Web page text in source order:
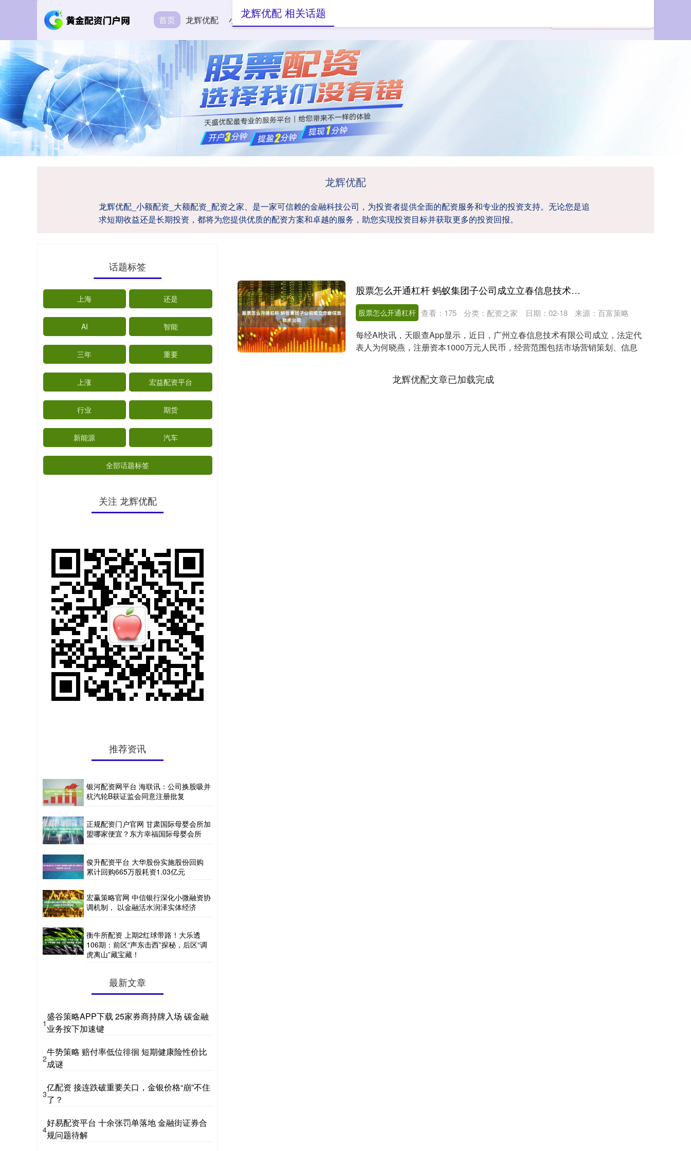
首页 龙辉优配 小额配资 大额配资 配资之家
龙辉优配
龙辉优配_小额配资_大额配资_配资之家、是一家可信赖的金融科技公司，为投资者提供全面的配资服务和专业的投资支持。无论您是追
求短期收益还是长期投资，都将为您提供优质的配资方案和卓越的服务，助您实现投资目标并获取更多的投资回报。
龙辉优配 相关话题
股票怎么开通杠杆 蚂蚁集团子公司成立立春信息技术公司
股票怎么开通杠杆 日期：02-18 来源：百富策略
查看： 175 分类： 配资之家
每经AI快讯，天眼查App显示，近日，广州立春信息技术有限公司成立，法定代
表人为何晓燕，注册资本1000万元人民币，经营范围包括市场营销策划、信息
龙辉优配文章已加载完成
话题标签
上海 还是
AI 智能
三年 重要
上涨 宏益配资平台
行业 期货
新能源 汽车
全部话题标签
关注 龙辉优配
推荐资讯
银河配资网平台 海联讯：公司换股吸并
杭汽轮B获证监会同意注册批复
正规配资门户官网 甘肃国际母婴会所加
盟哪家便宜？东方幸福国际母婴会所
俊升配资平台 大华股份实施股份回购
累计回购665万股耗资1.03亿元
宏赢策略官网 中信银行深化小微融资协
调机制， 以金融活水润泽实体经济
衡牛所配资 上期2红球带路！大乐透
106期：前区“声东击西”探秘，后区“调
虎离山”藏宝藏！
最新文章
1
盛谷策略APP下载 25家券商持牌入场 碳金融
业务按下加速键
2
牛势策略 赔付率低位徘徊 短期健康险性价比
成谜
3
亿配资 接连跌破重要关口，金银价格“崩”不住
了？
4
好易配资平台 十余张罚单落地 金融街证券合
规问题待解